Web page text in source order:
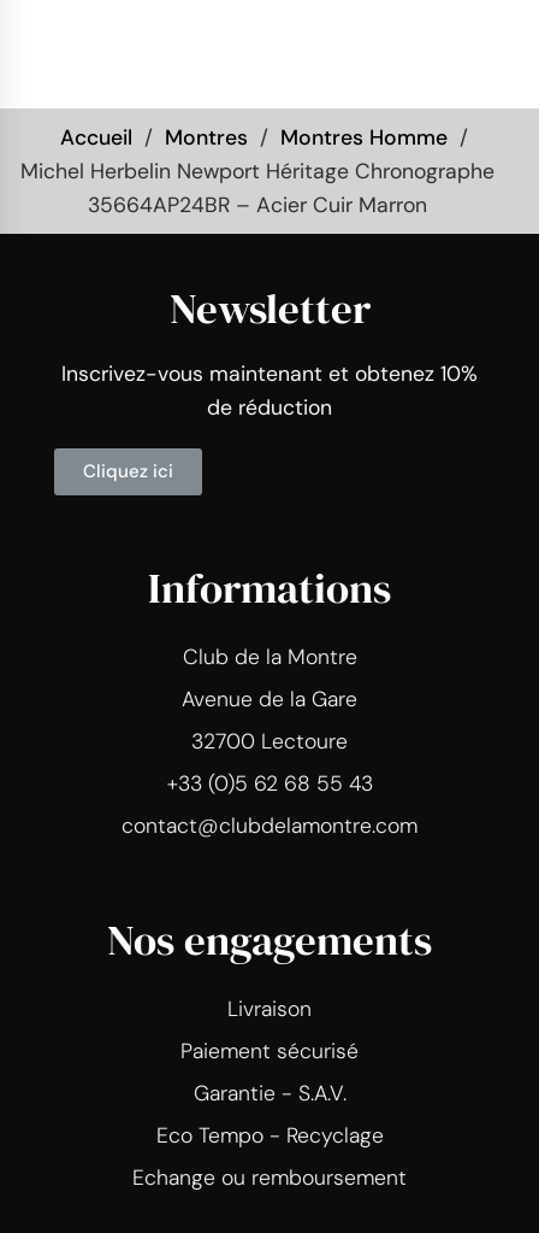
Accueil Montres
Montres Homme
Michel Herbelin Newport Héritage Chronographe
35664AP24BR – Acier Cuir Marron
Newsletter
Inscrivez-vous maintenant et obtenez 10%
de réduction
Cliquez ici
Informations
Club de la Montre
Avenue de la Gare
32700 Lectoure
+33 (0)5 62 68 55 43
contact@clubdelamontre.com
Nos engagements
Livraison
Paiement sécurisé
Garantie - S.A.V.
Eco Tempo - Recyclage
Echange ou remboursement